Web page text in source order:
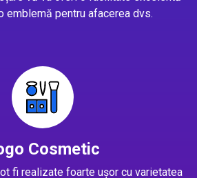
emblemă pentru afacerea dvs.
Cosmetic
fi realizate foarte ușor cu varietatea